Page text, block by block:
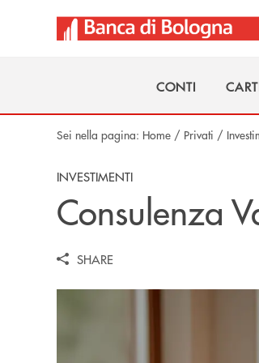
CONTI
Sei nella pagina: Home / Privati /
INVESTIMENTI
Consulenza
SHARE